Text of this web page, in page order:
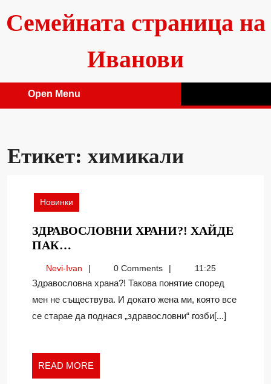
content
Семейната страница на
Иванови
Open Menu
Етикет: химикали
Новинки
ЗДРАВОСЛОВНИ ХРАНИ?! ХАЙДЕ
ПАК…
ХАЙДЕ
ПАК…
Nevi-IvanNevi-
Ivan
0 Comments 11:25
Здравословна храна?! Такова понятие според
мен не съществува. И докато жена ми, която все
се старае да поднася „здравословни“ гозби[...]
READ MORE
MORE